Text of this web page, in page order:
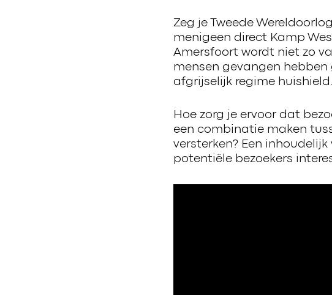
Zeg je Tweede
menigeen direct Kamp
Amersfoort wordt niet zo
mensen gevangen hebben
afgrijselijk regime huishield.
Hoe zorg je ervoor dat
een combinatie maken
versterken? Een
potentiële bezoekers